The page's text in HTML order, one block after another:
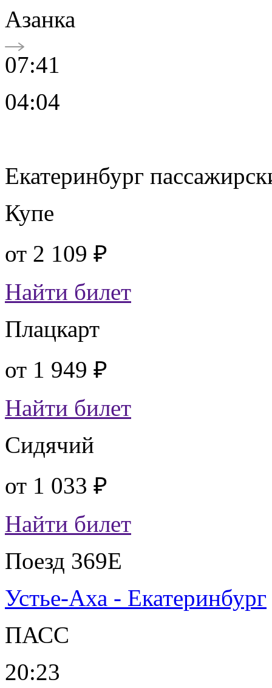
Азанка
07:41
04:04
Екатеринбург
Купе
от 2 109 ₽
Найти билет
Плацкарт
от 1 949 ₽
Найти билет
Сидячий
от 1 033 ₽
Найти билет
Поезд 369Е
Устье-Аха - Екатеринбург
ПАСС
20:23